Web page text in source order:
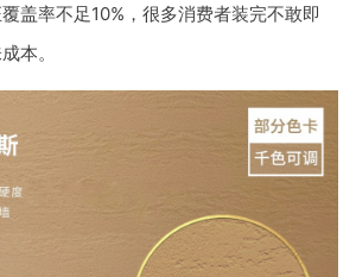
盖率不足10%，很多消费者装完不敢即
本。